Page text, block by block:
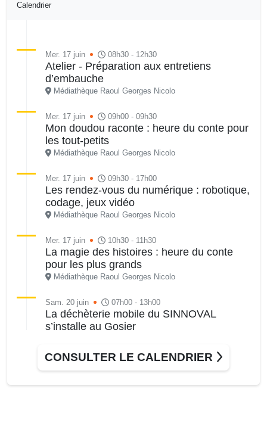
Calendrier
Mer. 17 juin 08h30 - 12h30
Atelier - Préparation aux entretiens
d’embauche
Médiathèque Raoul Georges Nicolo
Mer. 17 juin 09h00 - 09h30
Mon doudou raconte : heure du conte pour
les tout-petits
Médiathèque Raoul Georges Nicolo
Mer. 17 juin 09h30 - 17h00
Les rendez-vous du numérique : robotique,
codage, jeux vidéo
Médiathèque Raoul Georges Nicolo
Mer. 17 juin 10h30 - 11h30
La magie des histoires : heure du conte
pour les plus grands
Médiathèque Raoul Georges Nicolo
Sam. 20 juin 07h00 - 13h00
La déchèterie mobile du SINNOVAL
s’installe au Gosier
Les jeux du samedi
CONSULTER LE CALENDRIER